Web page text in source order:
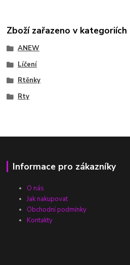
Zboží zařazeno v kategoriích
ANEW
Líčení
Rtěnky
Rty
Informace pro zákazníky
O nás
Jak nakupovat
Obchodní podmínky
Kontakty